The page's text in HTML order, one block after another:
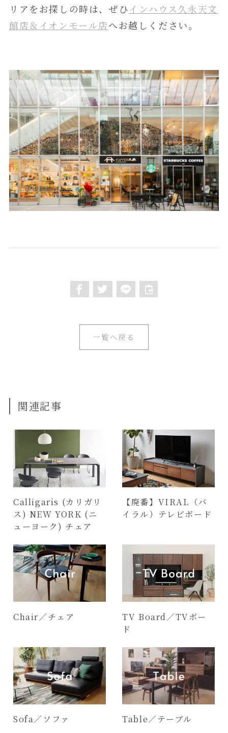
リアをお探しの時は、ぜひインハウス久永天文
館店＆イオンモール店へお越しください。
一覧へ戻る
関連記事
Calligaris (カリガリ
ス) NEW YORK (ニ
ューヨーク) チェア
【廃番】VIRAL（バ
イラル）テレビボード
Chair／チェア
TV Board／TVボー
ド
Sofa／ソファ Table／テーブル